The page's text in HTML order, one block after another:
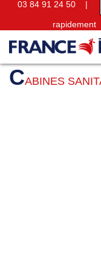
03 84 91 24 50 |
Accueil Cabines
CABINES